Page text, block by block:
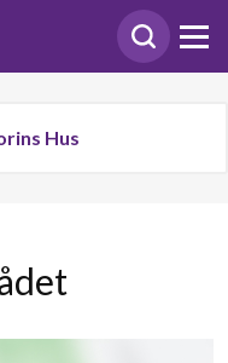
Hus